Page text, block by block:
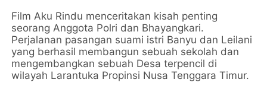
Film Aku Rindu menceritakan kisah penting
seorang Anggota Polri dan Bhayangkari.
Perjalanan pasangan suami istri Banyu dan Leilani
yang berhasil membangun sebuah sekolah dan
mengembangkan sebuah Desa terpencil di
wilayah Larantuka Propinsi Nusa Tenggara Timur.